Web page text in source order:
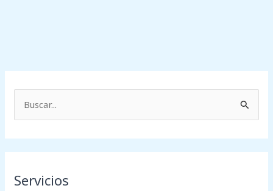
a
Servicios